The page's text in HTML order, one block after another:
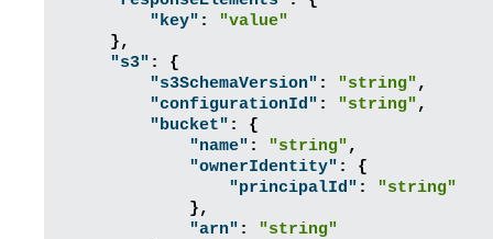
"key" :
"value"
},
"s3" :
{
"s3SchemaVersion" : "string",
"configurationId" : "string",
"bucket" :
{
"name" : "string",
"ownerIdentity" :
{
"principalId" :
"string"
},
"arn" :
"string"